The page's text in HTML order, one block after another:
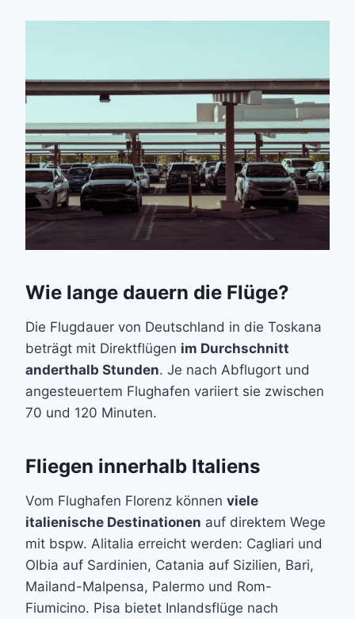
Wie lange dauern die Flüge?
Die Flugdauer von Deutschland in die Toskana
beträgt mit Direktflügen im Durchschnitt
anderthalb Stunden. Je nach Abflugort und
angesteuertem Flughafen variiert sie zwischen
70 und 120 Minuten.
Fliegen innerhalb Italiens
Vom Flughafen Florenz können viele
italienische Destinationen auf direktem Wege
mit bspw. Alitalia erreicht werden: Cagliari und
Olbia auf Sardinien, Catania auf Sizilien, Bari,
Mailand-Malpensa, Palermo und Rom-
Fiumicino. ؜Pisa bietet Inlandsflüge nach